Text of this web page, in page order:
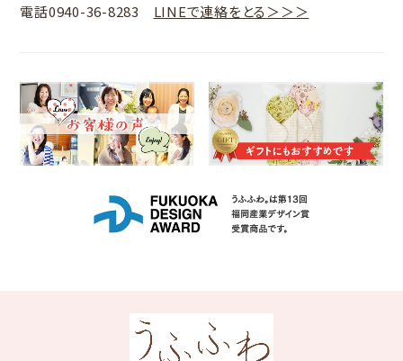
電話0940-36-8283 LINEで連絡をとる＞＞＞